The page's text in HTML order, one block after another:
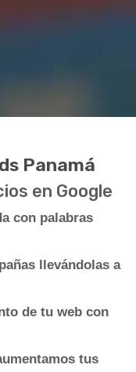
Panamá
en Google
con palabras
llevándolas a
de tu web con
tus